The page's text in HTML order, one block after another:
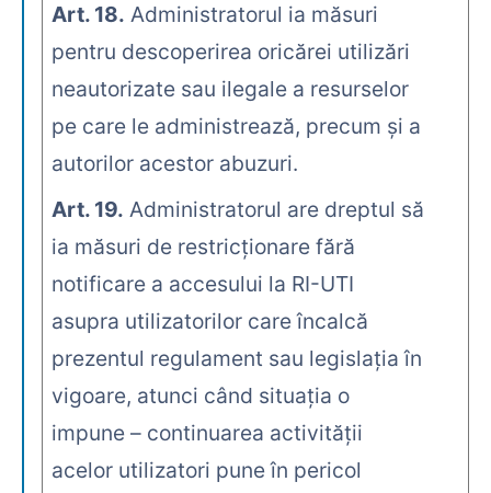
Art. 18. Administratorul ia măsuri
pentru descoperirea oricărei utilizări
neautorizate sau ilegale a resurselor
pe care le administrează, precum şi a
autorilor acestor abuzuri.
Art. 19. Administratorul are dreptul să
ia măsuri de restricţionare fără
notificare a accesului la RI-UTI
asupra utilizatorilor care încalcă
prezentul regulament sau legislaţia în
vigoare, atunci când situaţia o
impune – continuarea activităţii
acelor utilizatori pune în pericol